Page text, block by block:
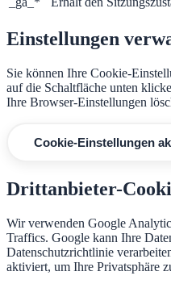
Einstellungen
Sie können Ihre Cookie-
auf die Schaltfläche unten
Ihre Browser-Einstellungen
Cookie-Einstellungen
Drittanbieter-
Wir verwenden Google
Traffics. Google kann Ihre
Datenschutzrichtlinie
aktiviert, um Ihre Privatsphäre